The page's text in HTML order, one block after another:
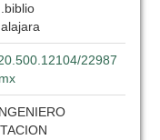
22987